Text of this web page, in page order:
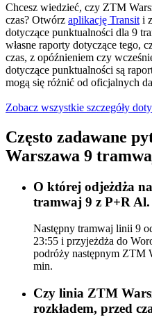
Chcesz wiedzieć, czy ZTM
czas? Otwórz aplikację Transit i
dotyczące punktualności dla 9
własne raporty dotyczące tego,
czas, z opóźnieniem czy
dotyczące punktualności są
mogą się różnić od oficjalnych
Zobacz wszystkie szczegóły
Często zadawane
Warszawa 9
O której odjeżdża
tramwaj 9 z P+R
Następny tramwaj linii 9
23:55 i przyjeżdża do
podróży następnym ZTM
min.
Czy linia ZTM
rozkładem, przed